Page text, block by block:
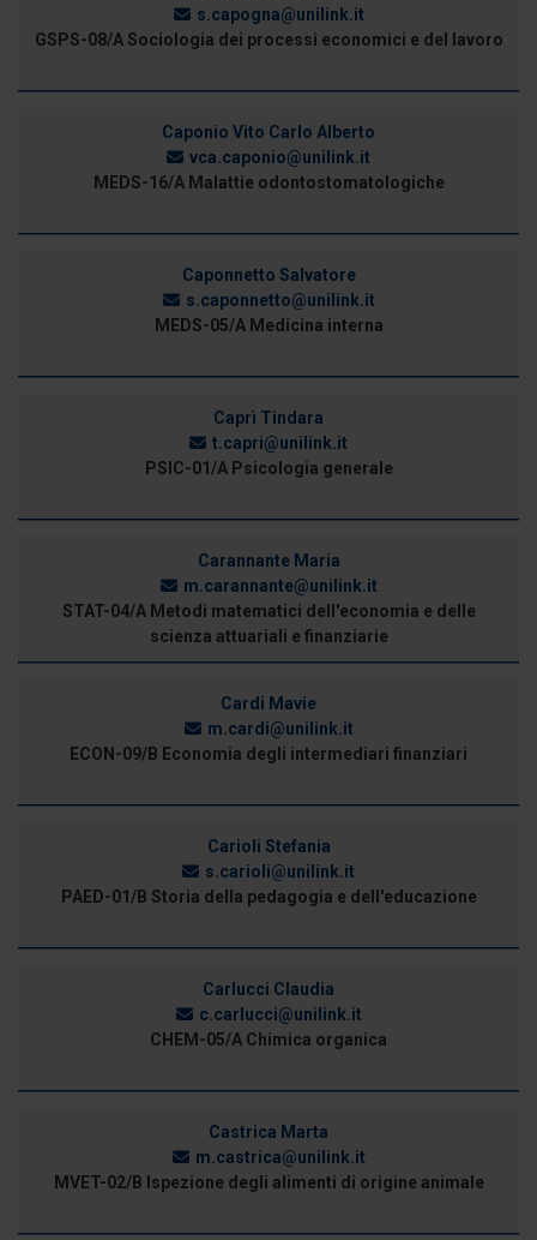
s.capogna@unilink.it
GSPS-08/A Sociologia dei processi economici e del lavoro
Caponio Vito Carlo Alberto
vca.caponio@unilink.it
MEDS-16/A Malattie odontostomatologiche
Caponnetto Salvatore
s.caponnetto@unilink.it
MEDS-05/A Medicina interna
Caprì Tindara
t.capri@unilink.it
PSIC-01/A Psicologia generale
Carannante Maria
m.carannante@unilink.it
STAT-04/A Metodi matematici dell'economia e delle
scienza attuariali e finanziarie
Cardi Mavie
m.cardi@unilink.it
ECON-09/B Economia degli intermediari finanziari
Carioli Stefania
s.carioli@unilink.it
PAED-01/B Storia della pedagogia e dell'educazione
Carlucci Claudia
c.carlucci@unilink.it
CHEM-05/A Chimica organica
Castrica Marta
m.castrica@unilink.it
MVET-02/B Ispezione degli alimenti di origine animale